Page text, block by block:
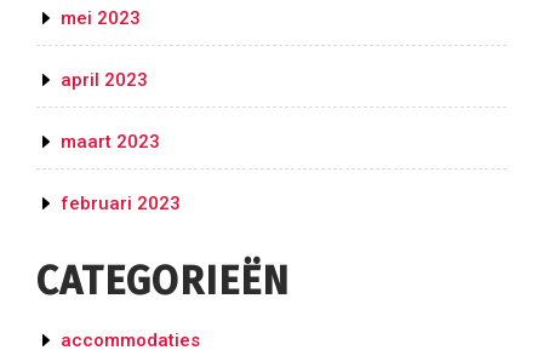
mei 2023
april 2023
maart 2023
februari 2023
CATEGORIEËN
accommodaties